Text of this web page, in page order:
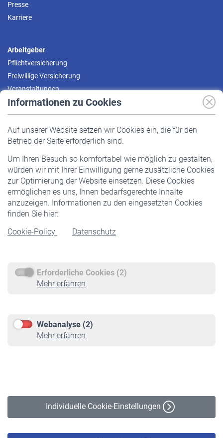
Informationen zu Cookies
Auf unserer Website setzen wir Cookies ein, die für den
Betrieb der Seite erforderlich sind.
Um Ihren Besuch so komfortabel wie möglich zu gestalten,
würden wir mit Ihrer Einwilligung gerne zusätzliche Cookies
zur Optimierung der Website einsetzen. Diese Cookies
ermöglichen es uns, Ihnen bedarfsgerechte Inhalte
anzuzeigen. Informationen zu den eingesetzten Cookies
finden Sie hier:
Cookie-Policy
Datenschutz
Erforderliche Cookies (2)
Mehr erfahren
Webanalyse (2)
Mehr erfahren
Individuelle Cookie-Einstellungen
Presse
Karriere
Arbeitgeber
Pflichtversicherung
Freiwillige Versicherung
Veranstaltungen
Pflichtversicherung
Staatliche Förderung
Veranstaltungen
Rentner
Rentenbeginn
Rente beantragen
Service
Informationen
Online-Rechner
VBLnewsletter
Erklärung zur Barrierefreiheit